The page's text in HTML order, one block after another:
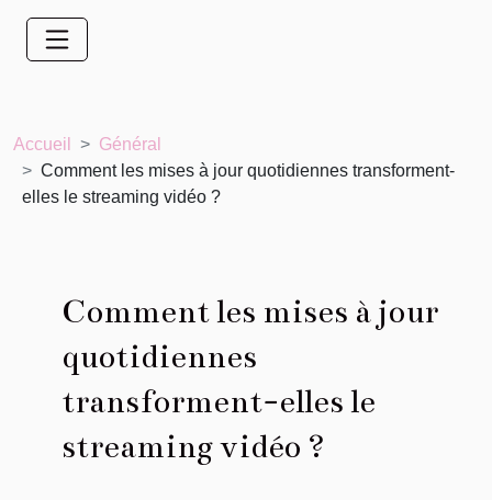
Accueil
Général
Comment les mises à jour quotidiennes transforment-
elles le streaming vidéo ?
Comment les mises à jour
quotidiennes
transforment-elles le
streaming vidéo ?